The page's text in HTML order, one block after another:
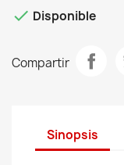
 Disponible
Compartir
Sinopsis